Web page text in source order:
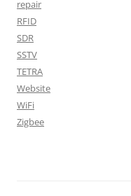
repair
RFID
SDR
SSTV
TETRA
Website
WiFi
Zigbee